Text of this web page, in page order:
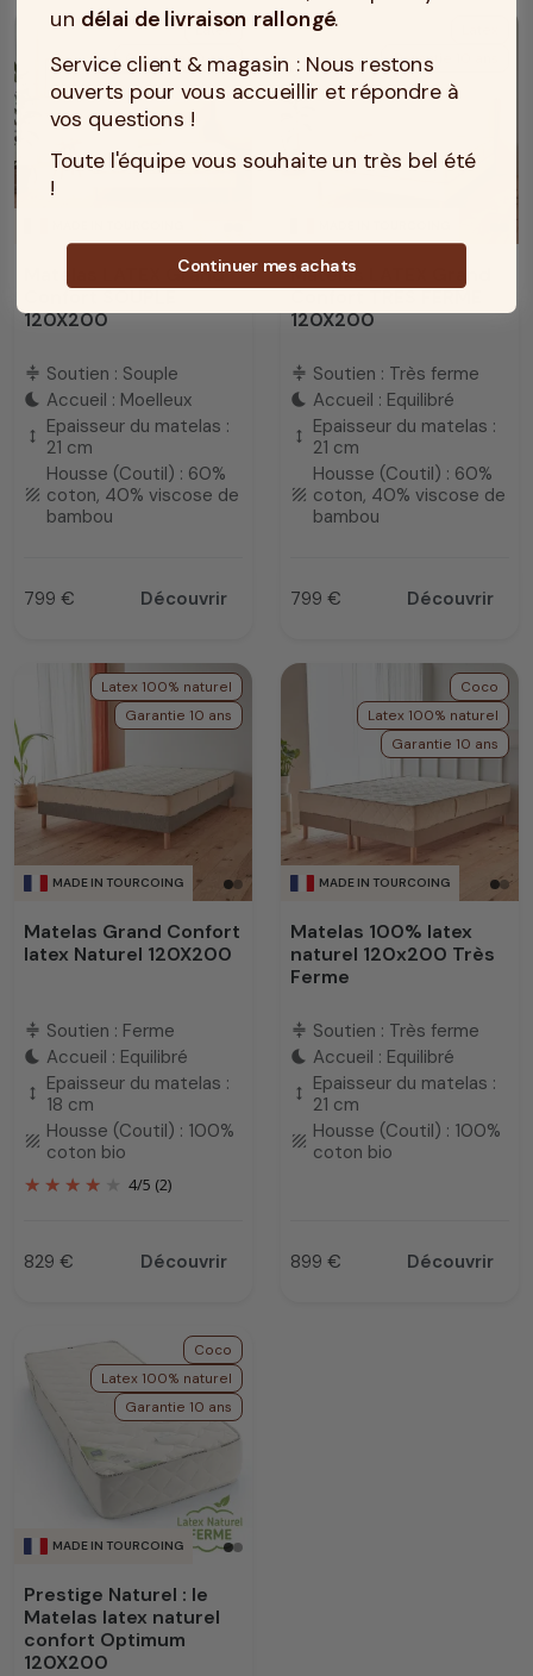
Latex
Garantie 10 ans
Matelas LATEX Grand
Confort SOUPLE
120X200
compress Soutien : Souple
bedtime Accueil : Moelleux
height
Epaisseur du matelas :
21 cm
texture
Housse (Coutil) : 60%
coton, 40% viscose de
bambou
Prix
799 € Découvrir
Garantie 10 ans
Matelas LATEX Grand
Confort TRES FERME
120X200
compress Soutien : Très ferme
bedtime Accueil : Equilibré
height
Epaisseur du matelas :
21 cm
texture
Housse (Coutil) : 60%
coton, 40% viscose de
bambou
Prix
799 € Découvrir
MADE IN TOURCOING
Latex 100% naturel
Garantie 10 ans
Matelas Grand Confort
latex Naturel 120X200
compress Soutien : Ferme
bedtime Accueil : Equilibré
height
Epaisseur du matelas :
18 cm
texture Housse (Coutil) : 100%
coton bio
4/5 (2)
Prix
829 € Découvrir
MADE IN TOURCOING
Coco
Latex 100% naturel
Garantie 10 ans
Matelas 100% latex
naturel 120x200 Très
Ferme
compress Soutien : Très ferme
bedtime Accueil : Equilibré
height
Epaisseur du matelas :
21 cm
texture Housse (Coutil) : 100%
coton bio
Prix
899 € Découvrir
MADE IN TOURCOING
Coco
Latex 100% naturel
Garantie 10 ans
Prestige Naturel : le
Matelas latex naturel
confort Optimum
120X200
un délai de livraison rallongé.
Service client & magasin : Nous restons
ouverts pour vous accueillir et répondre à
vos questions !
Toute l'équipe vous souhaite un très bel été
!
Continuer mes achats